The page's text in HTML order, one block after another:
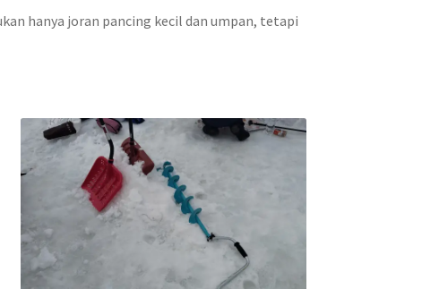
hanya joran pancing kecil dan umpan, tetapi